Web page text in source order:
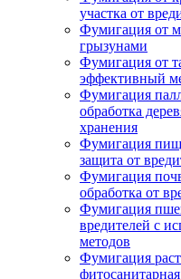
участка от
Фумигация от
грызунами
Фумигация от
эффективный
Фумигация
обработка
хранения
Фумигация
защита от
Фумигация
обработка от
Фумигация
вредителей с
методов
Фумигация